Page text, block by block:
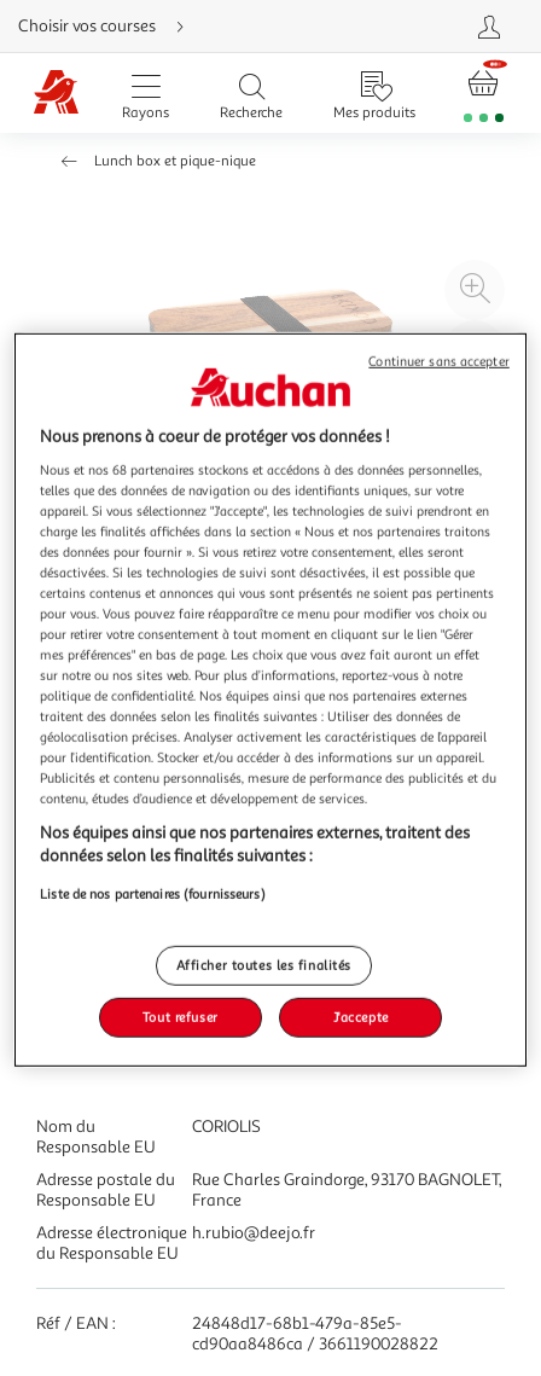
Aller
directement
au
contenu
Aller
directement
Aller
d'aide
Choisir vos courses
Rayons Recherche Mes produits
Lunch box et pique-nique
à
Illustration
précédente
Illustration
suivante
AKINOD
Bento 11h46 Noir
La durée de garantie est de 2 ans. Boite Descriptif Bento
double compartiment en polypropylène haute qualité
d'une capacité totale de 1,4 litres, ce bento supporte les
réchauffages au micro-ondes (100° pendant 2 min) et le
lavage au lave-vaisselle (à 50°). Son élégant couvercle en
acacia ajo
En savoir +
Vous voulez connaître le prix de ce produit ?
Afficher le prix
Caractéristiques
Nom du
Responsable EU
CORIOLIS
Adresse postale du
Responsable EU
Rue Charles Graindorge, 93170 BAGNOLET,
France
Adresse électronique
du Responsable EU
h.rubio@deejo.fr
Réf / EAN :
24848d17-68b1-479a-85e5-
cd90aa8486ca / 3661190028822
Nous prenons à coeur de protéger vos données !
Nous et nos 68 partenaires stockons et accédons à des données personnelles,
telles que des données de navigation ou des identifiants uniques, sur votre
appareil. Si vous sélectionnez "J'accepte", les technologies de suivi prendront en
charge les finalités affichées dans la section « Nous et nos partenaires traitons
des données pour fournir ». Si vous retirez votre consentement, elles seront
désactivées. Si les technologies de suivi sont désactivées, il est possible que
certains contenus et annonces qui vous sont présentés ne soient pas pertinents
pour vous. Vous pouvez faire réapparaître ce menu pour modifier vos choix ou
pour retirer votre consentement à tout moment en cliquant sur le lien "Gérer
mes préférences" en bas de page. Les choix que vous avez fait auront un effet
sur notre ou nos sites web. Pour plus d’informations, reportez-vous à notre
politique de confidentialité. Nos équipes ainsi que nos partenaires externes
traitent des données selon les finalités suivantes : Utiliser des données de
géolocalisation précises. Analyser activement les caractéristiques de l’appareil
pour l’identification. Stocker et/ou accéder à des informations sur un appareil.
Publicités et contenu personnalisés, mesure de performance des publicités et du
contenu, études d’audience et développement de services.
Nos équipes ainsi que nos partenaires externes, traitent des
données selon les finalités suivantes :
Liste de nos partenaires (fournisseurs)
Afficher toutes les finalités
Tout refuser J'accepte
Continuer sans accepter